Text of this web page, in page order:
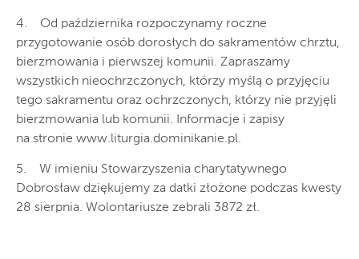
4. Od października rozpoczynamy roczne
przygotowanie osób dorosłych do sakramentów chrztu,
bierzmowania i pierwszej komunii. Zapraszamy
wszystkich nieochrzczonych, którzy myślą o przyjęciu
tego sakramentu oraz ochrzczonych, którzy nie przyjęli
bierzmowania lub komunii. Informacje i zapisy
na stronie www.liturgia.dominikanie.pl.
5. W imieniu Stowarzyszenia charytatywnego
Dobrosław dziękujemy za datki złożone podczas kwesty
28 sierpnia. Wolontariusze zebrali 3872 zł.